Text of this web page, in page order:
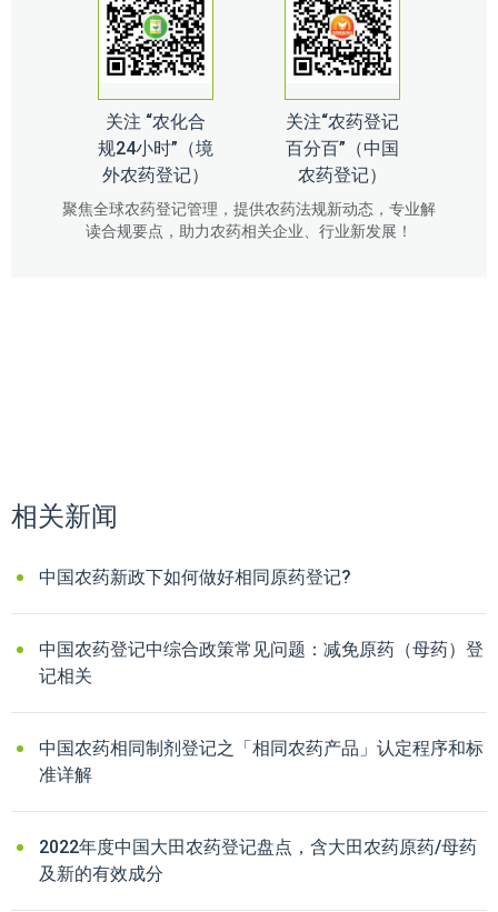
关注 “农化合
规24小时”（境
外农药登记）
关注“农药登记
百分百”（中国
农药登记）
聚焦全球农药登记管理，提供农药法规新动态，专业解
读合规要点，助力农药相关企业、行业新发展！
相关新闻
中国农药新政下如何做好相同原药登记?
中国农药登记中综合政策常见问题：减免原药（母药）登
记相关
中国农药相同制剂登记之「相同农药产品」认定程序和标
准详解
2022年度中国大田农药登记盘点，含大田农药原药/母药
及新的有效成分